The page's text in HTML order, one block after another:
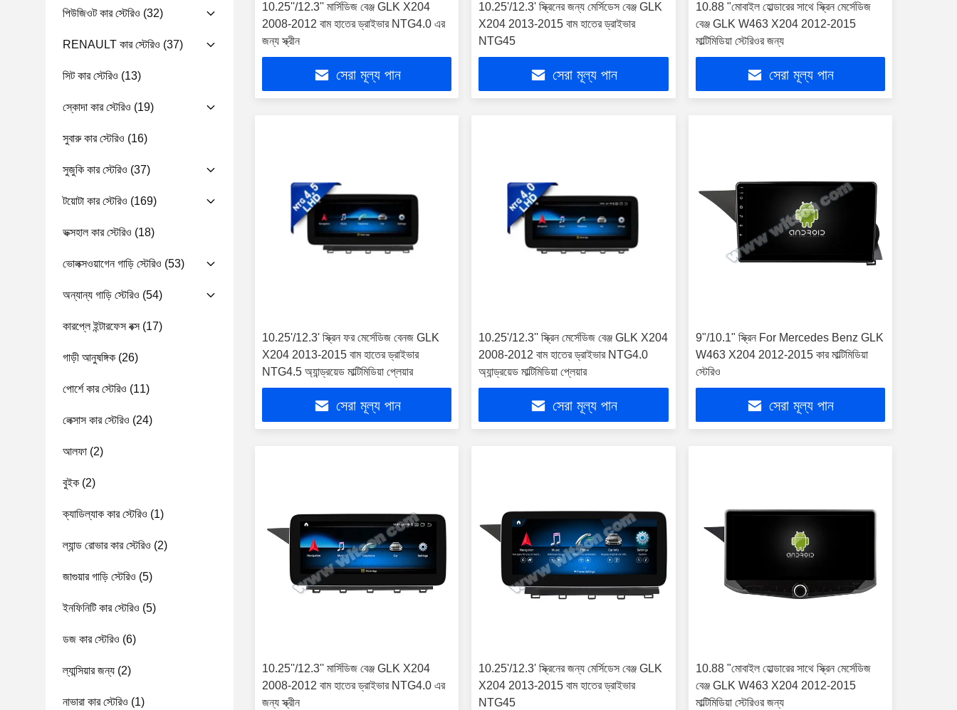
পিউজিওট কার স্টেরিও (32)
RENAULT কার স্টেরিও (37)
সিট কার স্টেরিও (13)
স্কোদা কার স্টেরিও (19)
সুবারু কার স্টেরিও (16)
সুজুকি কার স্টেরিও (37)
টয়োটা কার স্টেরিও (169)
ভক্সহাল কার স্টেরিও (18)
ভোলক্সওয়াগেন গাড়ি স্টেরিও (53)
অন্যান্য গাড়ি স্টেরিও (54)
কারপ্লে ইন্টারফেস বক্স(17)
গাড়ী আনুষঙ্গিক (26)
পোর্শে কার স্টেরিও (11)
লেক্সাস কার স্টেরিও (24)
আলফা (2)
বুইক (2)
ক্যাডিল্যাক কার স্টেরিও (1)
ল্যান্ড রোভার কার স্টেরিও (2)
জাগুয়ার গাড়ি স্টেরিও (5)
ইনফিনিটি কার স্টেরিও (5)
ডজ কার স্টেরিও (6)
ল্যান্সিয়ার জন্য (2)
নাভারা কার স্টেরিও (1)
10.25''/12.3'' মার্সিডিজ বেঞ্জ GLK X204
2008-2012 বাম হাতের ড্রাইভার NTG4.0 এর
জন্য স্ক্রীন
সেরা মূল্য পান
10.25'/12.3' স্ক্রিনের জন্য মের্সিডেস বেঞ্জ GLK
X204 2013-2015 বাম হাতের ড্রাইভার
NTG45
সেরা মূল্য পান
10.88 "মোবাইল হোল্ডারের সাথে স্ক্রিন মের্সেডিজ
বেঞ্জ GLK W463 X204 2012-2015
মাল্টিমিডিয়া স্টেরিওর জন্য
সেরা মূল্য পান
10.25'/12.3' স্ক্রিন ফর মের্সেডিজ বেনজ GLK
X204 2013-2015 বাম হাতের ড্রাইভার
NTG4.5 অ্যান্ড্রয়েড মাল্টিমিডিয়া প্লেয়ার
সেরা মূল্য পান
10.25'/12.3'' স্ক্রিন মের্সেডিজ বেঞ্জ GLK X204
2008-2012 বাম হাতের ড্রাইভার NTG4.0
অ্যান্ড্রয়েড মাল্টিমিডিয়া প্লেয়ার
সেরা মূল্য পান
9"/10.1" স্ক্রিন For Mercedes Benz GLK
W463 X204 2012-2015 কার মাল্টিমিডিয়া
স্টেরিও
সেরা মূল্য পান
10.25''/12.3'' মার্সিডিজ বেঞ্জ GLK X204
2008-2012 বাম হাতের ড্রাইভার NTG4.0 এর
জন্য স্ক্রীন
10.25'/12.3' স্ক্রিনের জন্য মের্সিডেস বেঞ্জ GLK
X204 2013-2015 বাম হাতের ড্রাইভার
NTG45
10.88 "মোবাইল হোল্ডারের সাথে স্ক্রিন মের্সেডিজ
বেঞ্জ GLK W463 X204 2012-2015
মাল্টিমিডিয়া স্টেরিওর জন্য